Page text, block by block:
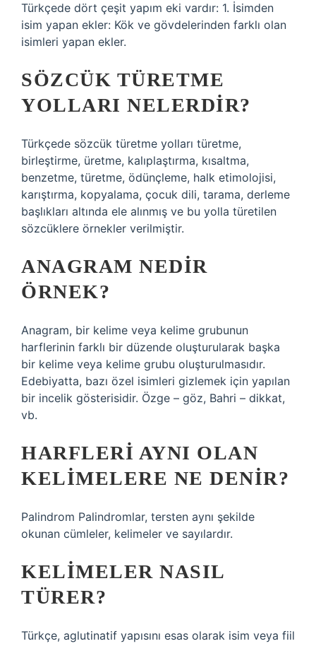
Türkçede dört çeşit yapım eki vardır: 1. İsimden
isim yapan ekler: Kök ve gövdelerinden farklı olan
isimleri yapan ekler.
SÖZCÜK TÜRETME
YOLLARI NELERDIR?
Türkçede sözcük türetme yolları türetme,
birleştirme, üretme, kalıplaştırma, kısaltma,
benzetme, türetme, ödünçleme, halk etimolojisi,
karıştırma, kopyalama, çocuk dili, tarama, derleme
başlıkları altında ele alınmış ve bu yolla türetilen
sözcüklere örnekler verilmiştir.
ANAGRAM NEDIR
ÖRNEK?
Anagram, bir kelime veya kelime grubunun
harflerinin farklı bir düzende oluşturularak başka
bir kelime veya kelime grubu oluşturulmasıdır.
Edebiyatta, bazı özel isimleri gizlemek için yapılan
bir incelik gösterisidir. Özge – göz, Bahri – dikkat,
vb.
HARFLERI AYNI OLAN
KELIMELERE NE DENIR?
Palindrom Palindromlar, tersten aynı şekilde
okunan cümleler, kelimeler ve sayılardır.
KELIMELER NASIL
TÜRER?
Türkçe, aglutinatif yapısını esas olarak isim veya fiil